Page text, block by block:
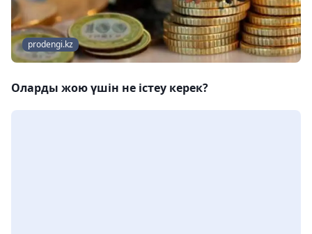
prodengi.kz
Оларды жою үшін не істеу керек?